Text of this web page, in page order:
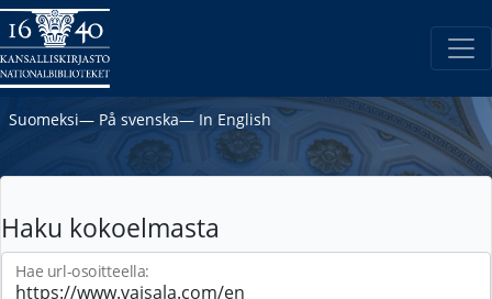
Suomeksi― På svenska― In English
Haku kokoelmasta
Hae url-osoitteella: